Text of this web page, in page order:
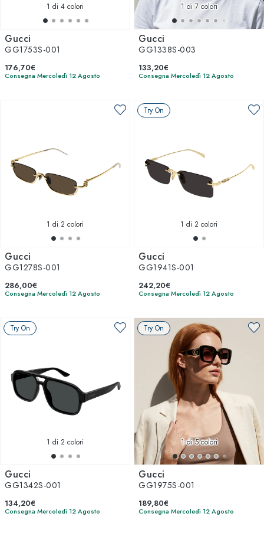
1 di 4 colori
Gucci
GG1753S-001
176,70€
Consegna Mercoledì 12 Agosto
1 di 7 colori
Gucci
GG1338S-003
133,20€
Consegna Mercoledì 12 Agosto
1 di 2 colori
Gucci
GG1278S-001
286,00€
Consegna Mercoledì 12 Agosto
Try On
1 di 2 colori
Gucci
GG1941S-001
242,20€
Consegna Mercoledì 12 Agosto
Try On
1 di 2 colori
Gucci
GG1342S-001
134,20€
Consegna Mercoledì 12 Agosto
Try On
1di 5 colori
Gucci
GG1975S-001
189,80€
Consegna Mercoledì 12 Agosto